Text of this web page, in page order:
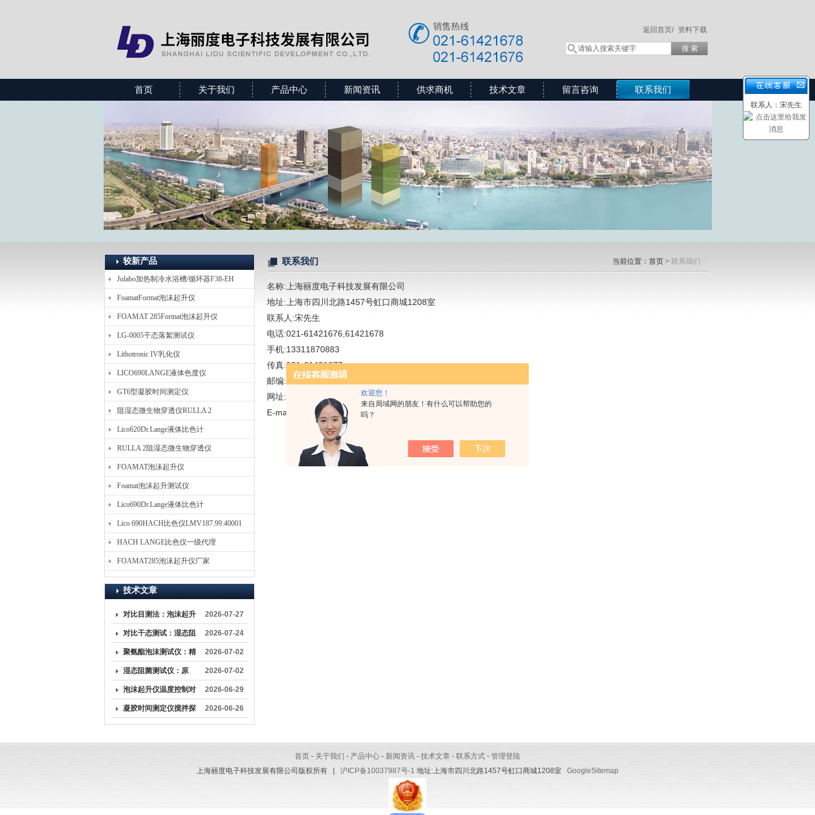
欢迎您！
来自局域网的朋友！有什么可以帮助您的
吗？
上海丽度电子科技发展有限公司
资料下载
返回首页/
首页 关于我们 产品中心 新闻资讯 供求商机 技术文章 留言咨询 联系我们
较新产品
Julabo加热制冷水浴槽/循环器F38-EH
FoamatFormat泡沫起升仪
FOAMAT 285Format泡沫起升仪
LG-0005干态落絮测试仪
Lithotronic IV乳化仪
LICO690LANGE液体色度仪
GT6型凝胶时间测定仪
阻湿态微生物穿透仪RULLA 2
Lico620Dr.Lange液体比色计
RULLA 2阻湿态微生物穿透仪
FOAMAT泡沫起升仪
Foamat泡沫起升测试仪
Lico690Dr.Lange液体比色计
Lico 690HACH比色仪LMV187.99.40001
HACH LANGE比色仪一级代理
FOAMAT285泡沫起升仪厂家
技术文章
对比目测法：泡沫起升
仪如何消除人为误差
2026-07-27
对比干态测试：湿态阻
菌测试仪更能模拟真实
临床环境？
2026-07-24
聚氨酯泡沫测试仪：精
准把控泡沫材料性能的
核心检测设备
2026-07-02
湿态阻菌测试仪：原
理、标准与应用
2026-07-02
泡沫起升仪温度控制对
起升曲线形态的影响
2026-06-29
凝胶时间测定仪搅拌探
头清洁、校准维护注意
事项
2026-06-26
联系我们 当前位置： 首页 > 联系我们
名称:上海丽度电子科技发展有限公司
地址:上海市四川北路1457号虹口商城1208室
联系人:宋先生
电话:021-61421676,61421678
手机:13311870883
传真:021-61421677
邮编:200080
网址:www.lidu17.com
E-mail: robert711024@aliyun.com
首页 - 关于我们 - 产品中心 - 新闻资讯 - 技术文章 - 联系方式 - 管理登陆
上海丽度电子科技发展有限公司版权所有 | 沪ICP备10037987号-1 地址:上海市四川北路1457号虹口商城1208室 GoogleSitemap
联系人：宋先生